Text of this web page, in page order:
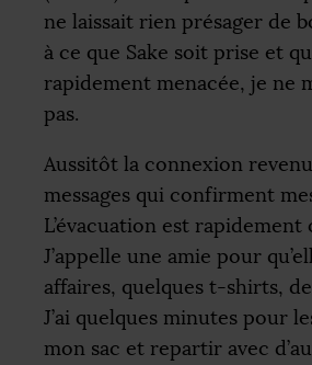
ne laissait rien présager de
à ce que Sake soit prise et
rapidement menacée, je ne
pas.
Aussitôt la connexion
messages qui confirment
L’évacuation est rapidement
J’appelle une amie pour
affaires, quelques t-shirts,
J’ai quelques minutes pour
mon sac et repartir avec